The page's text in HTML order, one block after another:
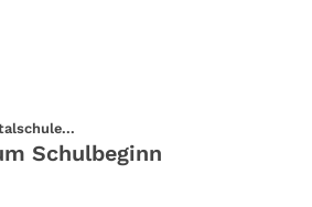
Schulbeginn